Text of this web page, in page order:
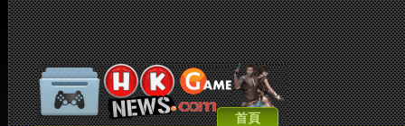
首頁